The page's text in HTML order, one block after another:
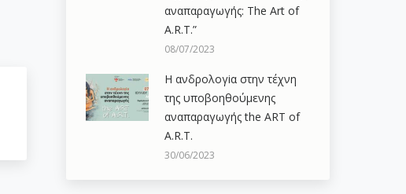
αναπαραγωγής: The Art of
A.R.T.”
08/07/2023
Η ανδρολογiα στην τέχνη
της υποβοηθούμενης
αναπαραγωγής the ART of
A.R.T.
30/06/2023